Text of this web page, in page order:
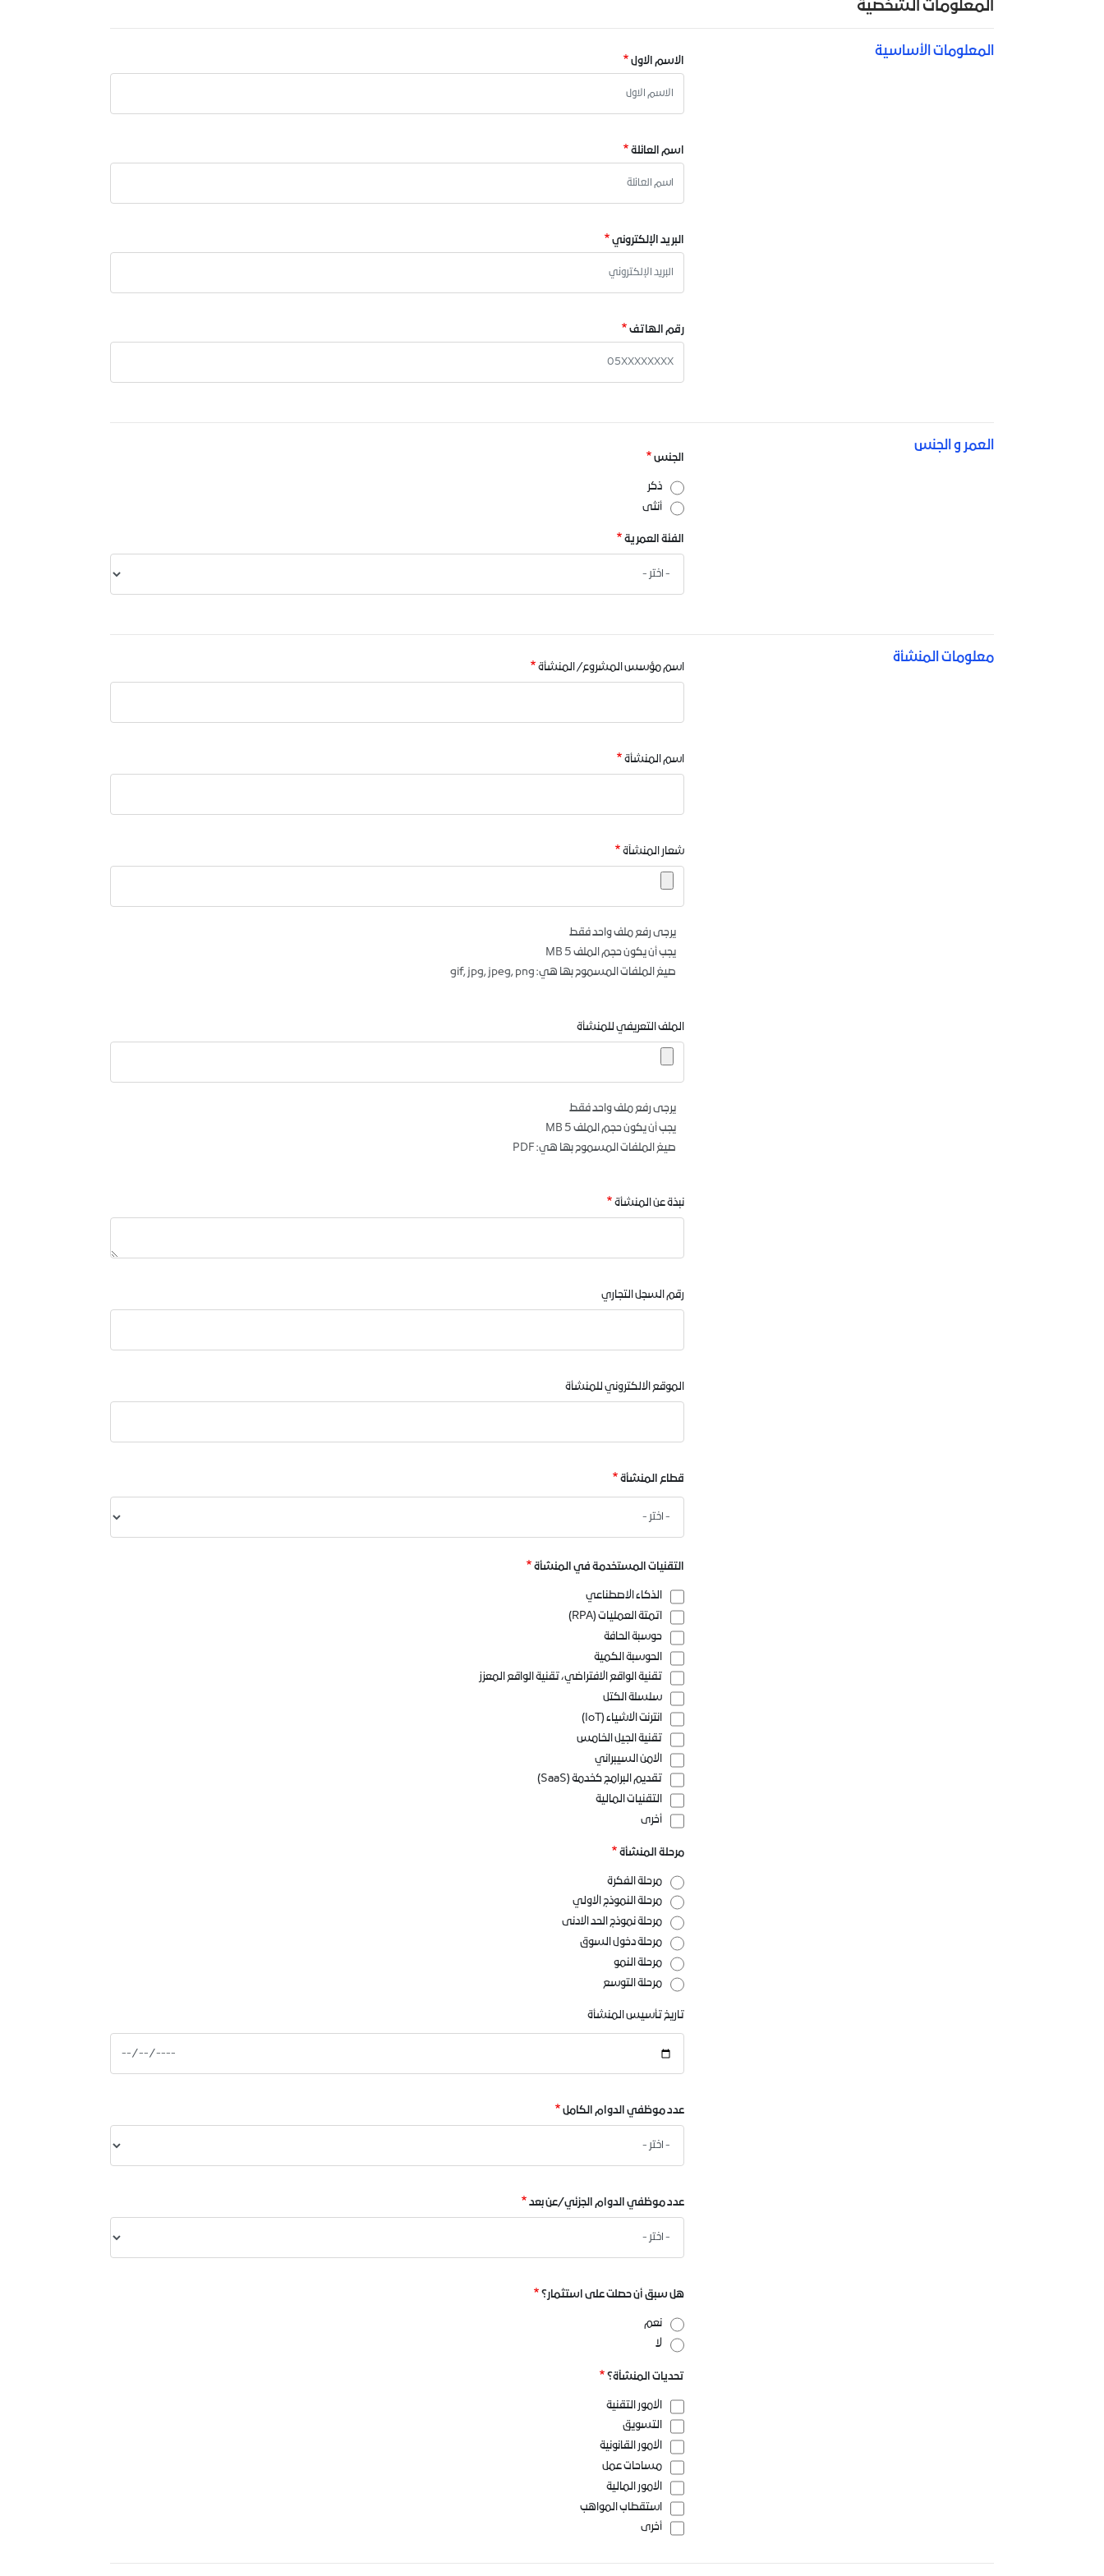
المعلومات الشخصية
المعلومات الأساسية
الاسم الاول
اسم العائلة
البريد الإلكتروني
رقم الهاتف
العمر و الجنس
الجنس
ذكر
أنثى
الفئة العمرية
معلومات المنشأة
اسم مؤسس المشروع/ المنشأة
اسم المنشأة
شعار المنشآة
يرجى رفع ملف واحد فقط
يجب أن يكون حجم الملف 5 MB
صيغ الملفات المسموح بها هي: gif, jpg, jpeg, png
الملف التعريفي للمنشأة
يرجى رفع ملف واحد فقط
يجب أن يكون حجم الملف 5 MB
صيغ الملفات المسموح بها هي: PDF
نبذة عن المنشأة
رقم السجل التجاري
الموقع الالكتروني للمنشأة
قطاع المنشأة
المنشأة
التقنيات المستخدمة في المنشأة
الذكاء الاصطناعي
اتمتة العمليات (RPA)
حوسبة الحافة
الحوسبة الكمية
تقنية الواقع الافتراضي، تقنية الواقع المعزز
سلسلة الكتل
انترنت الاشياء (IoT)
تقنية الجيل الخامس
الامن السيبراني
تقديم البرامج كخدمة (SaaS)
التقنيات المالية
أخرى
مرحلة المنشأة
مرحلة الفكرة
مرحلة النموذج الاولي
مرحلة نموذج الحد الادنى
مرحلة دخول السوق
مرحلة النمو
مرحلة التوسع
تاريخ تأسيس المنشأة
تأسيس
عدد موظفي الدوام الكامل
عدد موظفي الدوام الجزئي/عن بعد
هل سبق أن حصلت على استثمار؟
نعم
لا
تحديات المنشآة؟
الامور التقنية
التسويق
الامور القانونية
مساحات عمل
الامور المالية
استقطاب المواهب
أخرى